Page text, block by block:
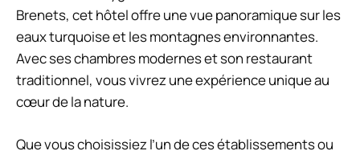
Brenets, cet hôtel offre une vue panoramique sur les
eaux turquoise et les montagnes environnantes.
Avec ses chambres modernes et son restaurant
traditionnel, vous vivrez une expérience unique au
cœur de la nature.
Que vous choisissiez l’un de ces établissements ou